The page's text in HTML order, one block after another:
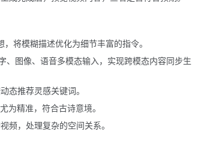
将模糊描述优化为细节丰富的指令。
、图像、语音多模态输入，实现跨模态内容同步生
态推荐灵感关键词。
为精准，符合古诗意境。
频，处理复杂的空间关系。